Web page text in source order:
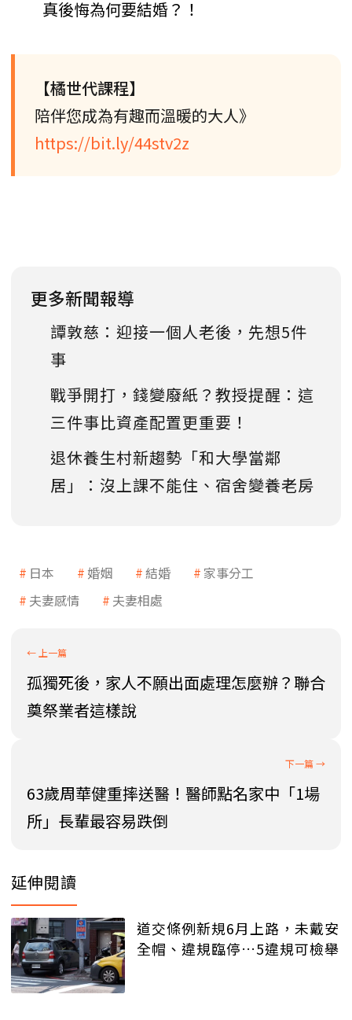
真後悔為何要結婚？！
【橘世代課程】
陪伴您成為有趣而溫暖的大人》
https://bit.ly/44stv2z
更多新聞報導
譚敦慈：迎接一個人老後，先想5件
事
戰爭開打，錢變廢紙？教授提醒：這
三件事比資產配置更重要！
退休養生村新趨勢「和大學當鄰
居」：沒上課不能住、宿舍變養老房
日本 婚姻 結婚
家事分工
夫妻感情
夫妻相處
孤獨死後，家人不願出面處理怎麼辦？聯合
奠祭業者這樣說
63歲周華健重摔送醫！醫師點名家中「1場
所」長輩最容易跌倒
延伸閱讀
道交條例新規6月上路，未戴安
全帽、違規臨停…5違規可檢舉